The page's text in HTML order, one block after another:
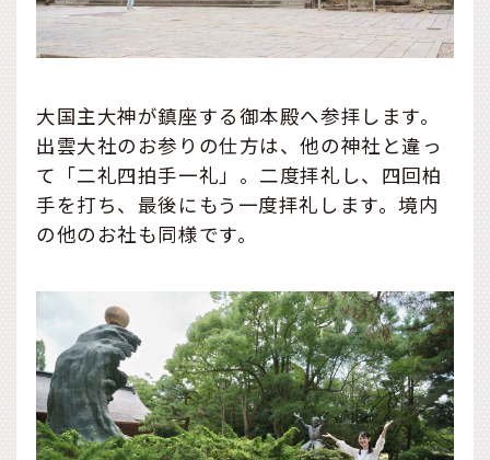
大国主大神が鎮座する御本殿へ参拝します。
出雲大社のお参りの仕方は、他の神社と違っ
て「二礼四拍手一礼」。二度拝礼し、四回柏
手を打ち、最後にもう一度拝礼します。境内
の他のお社も同様です。